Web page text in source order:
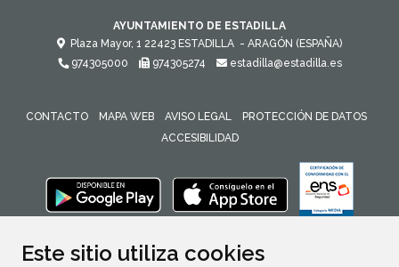
Este sitio utiliza cookies
AYUNTAMIENTO DE ESTADILLA
Plaza Mayor, 1 22423 ESTADILLA - ARAGÓN (ESPAÑA)
974305000
974305274 estadilla@estadilla.es
CONTACTO MAPA WEB AVISO LEGAL
PROTECCIÓN DE DATOS
ACCESIBILIDAD